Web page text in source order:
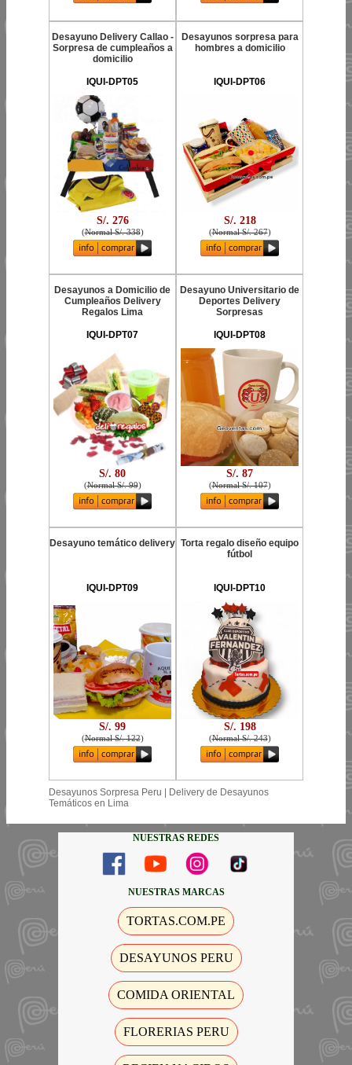
Desayuno Delivery Callao -
Sorpresa de cumpleaños a
domicilio
IQUI-DPT05
S/. 276
(Normal S/. 338)
Desayunos sorpresa para
hombres a domicilio
IQUI-DPT06
S/. 218
(Normal S/. 267)
Desayunos a Domicilio de
Cumpleaños Delivery
Regalos Lima
IQUI-DPT07
S/. 80
(Normal S/. 99)
Desayuno Universitario de
Deportes Delivery
Sorpresas
IQUI-DPT08
S/. 87
(Normal S/. 107)
Desayuno temático delivery
IQUI-DPT09
S/. 99
(Normal S/. 122)
Torta regalo diseño equipo
fútbol
IQUI-DPT10
S/. 198
(Normal S/. 243)
Desayunos Sorpresa Peru | Delivery de Desayunos
Temáticos en Lima
NUESTRAS REDES
NUESTRAS MARCAS
TORTAS.COM.PE
DESAYUNOS PERU
COMIDA ORIENTAL
FLORERIAS PERU